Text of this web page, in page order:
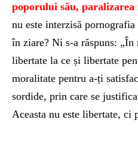
poporului său,
nu este interzisă
în ziare? Ni s-a răspuns:
libertate la ce și libertate
moralitate pentru a-ți
sordide, prin care se
Aceasta nu este libertate, ci